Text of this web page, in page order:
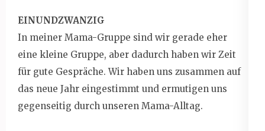
EINUNDZWANZIG
In meiner Mama-Gruppe sind wir gerade eher
eine kleine Gruppe, aber dadurch haben wir Zeit
für gute Gespräche. Wir haben uns zusammen auf
das neue Jahr eingestimmt und ermutigen uns
gegenseitig durch unseren Mama-Alltag.